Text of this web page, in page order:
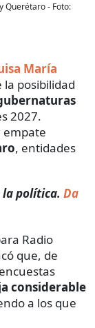
Querétaro- Foto:
María
posibilidad
2027.
empate
, entidades
la política. Da
Radio
que, de
considerable
a los que